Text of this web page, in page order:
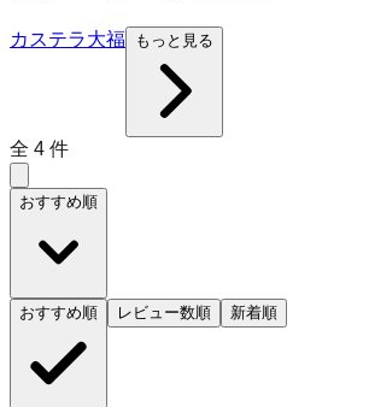
カステラ大福 もっと見る
全 4 件
おすすめ順
おすすめ順 レビュー数順 新着順